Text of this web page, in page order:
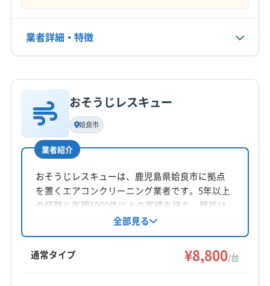
電話番号
公式HP
公式サイトなし
業者詳細・特徴
基本情報
代表者名
日髙浩孝
所在地
宮崎県宮崎市田野町甲9901
対応地域
姶良市 伊佐市
垂水市
曽於市 霧島市 姶良郡湧水町
曽於郡大崎町
(宮崎県) えびの市
(宮崎県) 宮崎市
おそうじレスキュー
姶良市
業者紹介
おそうじレスキューは、鹿児島県姶良市に拠点
を置くエアコンクリーニング業者です。5年以上
の経験と年間5000件以上の実績を持ち、壁掛け
エアコンを中心に徹底洗浄。土日祝日も対応可
能で、防カビ・抗菌コーティングも提供してい
ます。2台目以降の割引や丁寧な作業も魅力で
す。
全部見る
通常タイプ ¥8,800/台